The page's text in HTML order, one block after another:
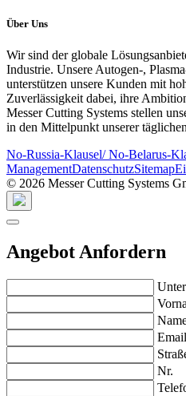
Über Uns
Wir sind der globale
Industrie. Unsere Autogen-,
unterstützen unsere Kunden mit
Zuverlässigkeit dabei, ihre
Messer Cutting Systems stellen
in den Mittelpunkt unserer
No-Russia-Klausel/ No-Belarus-
ManagementDatenschutzSitemap
© 2026 Messer Cutting Systems
Angebot Anfordern
Email
Nr.